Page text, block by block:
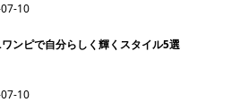
10
ンピで自分らしく輝くスタイル5選
10